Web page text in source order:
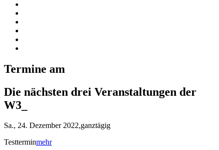
Termine am
Die nächsten drei Veranstaltungen der
W3_
Sa., 24. Dezember 2022,ganztägig
Testterminmehr